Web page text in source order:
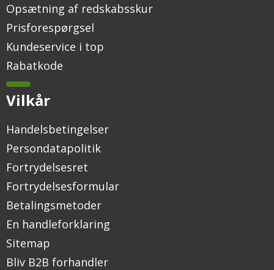
Opsætning af redskabsskur
Prisforespørgsel
Kundeservice i top
Rabatkode
Vilkår
Handelsbetingelser
Persondatapolitik
Fortrydelsesret
Fortrydelsesformular
Betalingsmetoder
En handleforklaring
Sitemap
Bliv B2B forhandler